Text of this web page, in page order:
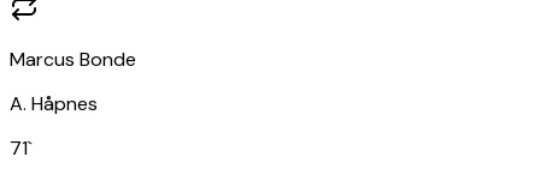
Marcus Bonde
A. Håpnes
71`